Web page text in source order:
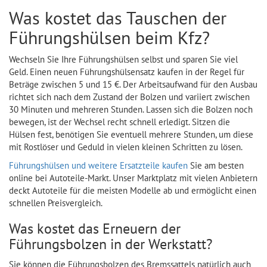
Was kostet das Tauschen der
Führungshülsen beim Kfz?
Wechseln Sie Ihre Führungshülsen selbst und sparen Sie viel
Geld. Einen neuen Führungshülsensatz kaufen in der Regel für
Beträge zwischen 5 und 15 €. Der Arbeitsaufwand für den Ausbau
richtet sich nach dem Zustand der Bolzen und variiert zwischen
30 Minuten und mehreren Stunden. Lassen sich die Bolzen noch
bewegen, ist der Wechsel recht schnell erledigt. Sitzen die
Hülsen fest, benötigen Sie eventuell mehrere Stunden, um diese
mit Rostlöser und Geduld in vielen kleinen Schritten zu lösen.
Führungshülsen und weitere Ersatzteile kaufen Sie am besten
online bei Autoteile-Markt. Unser Marktplatz mit vielen Anbietern
deckt Autoteile für die meisten Modelle ab und ermöglicht einen
schnellen Preisvergleich.
Was kostet das Erneuern der
Führungsbolzen in der Werkstatt?
Sie können die Führungsbolzen des Bremssattels natürlich auch